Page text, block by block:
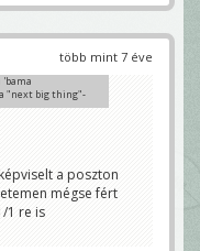
több mint 7 éve
"next big thing"-
a poszton
mégse fért
1 re is